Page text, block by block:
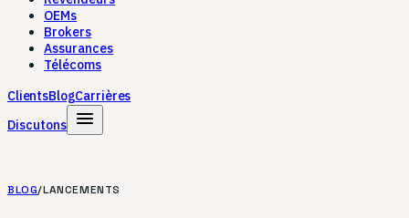
OEMs
Brokers
Assurances
Télécoms
ClientsBlogCarrières
Discutons
menu
BLOG/LANCEMENTS